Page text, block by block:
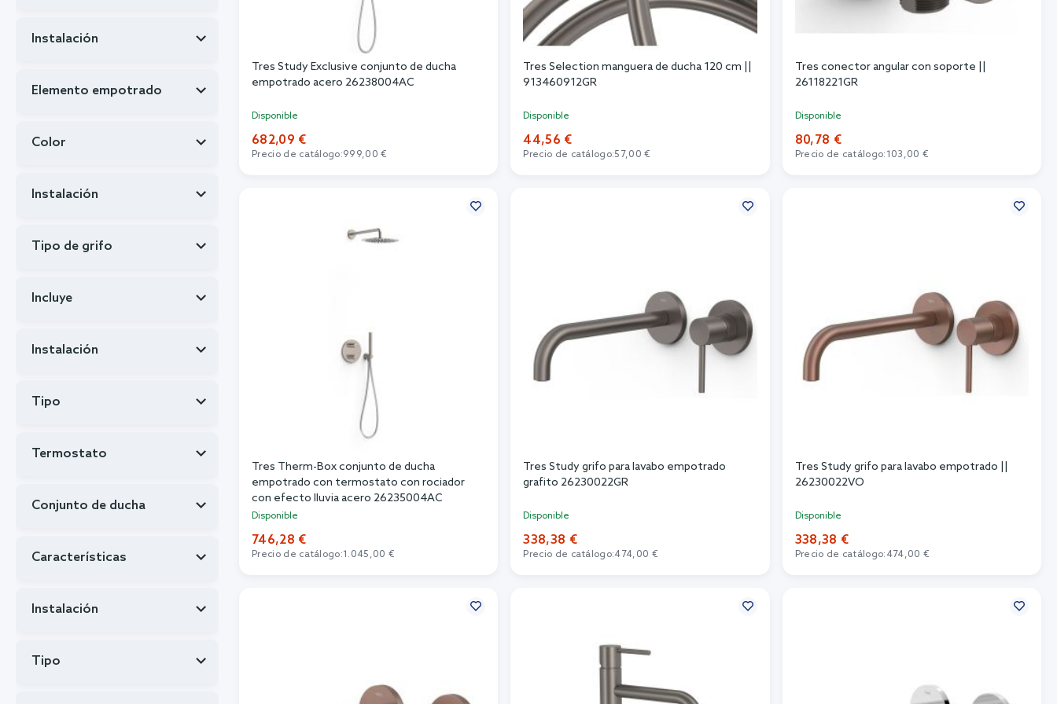
Tres Study Exclusive conjunto de ducha
empotrado acero 26238004AC
Disponible
682,09 €
Precio de catálogo:999,00 €
Tres Selection manguera de ducha 120 cm ||
913460912GR
Disponible
44,56 €
Precio de catálogo:57,00 €
Tres conector angular con soporte ||
26118221GR
Disponible
80,78 €
Precio de catálogo: 103,00 €
Tres Therm-Box conjunto de ducha
empotrado con termostato con rociador
con efecto lluvia acero 26235004AC
Disponible
746,28 €
Precio de catálogo:1.045,00 €
Tres Study grifo para lavabo empotrado
grafito 26230022GR
Disponible
338,38 €
Precio de catálogo:474,00 €
Tres Study grifo para lavabo empotrado ||
26230022VO
Disponible
338,38 €
Precio de catálogo:474,00 €
Instalación
Elemento empotrado
Color
Instalación
Tipo de grifo
Incluye
Instalación
Tipo
Termostato
Conjunto de ducha
Características
Instalación
Tipo